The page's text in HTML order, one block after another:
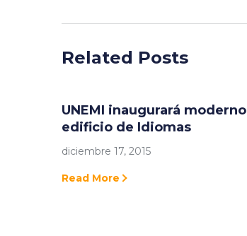
Related Posts
UNEMI inaugurará moderno
edificio de Idiomas
diciembre 17, 2015
Read More